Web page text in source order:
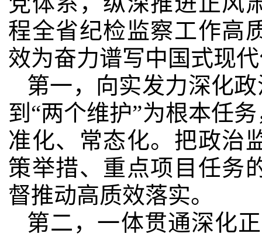
程全省纪检监察工作高
效为奋力谱写中国式现
第一，向实发力深化
到“两个维护”为根本任
准化、常态化。把政治
策举措、重点项目任务
督推动高质效落实。
第二，一体贯通深化